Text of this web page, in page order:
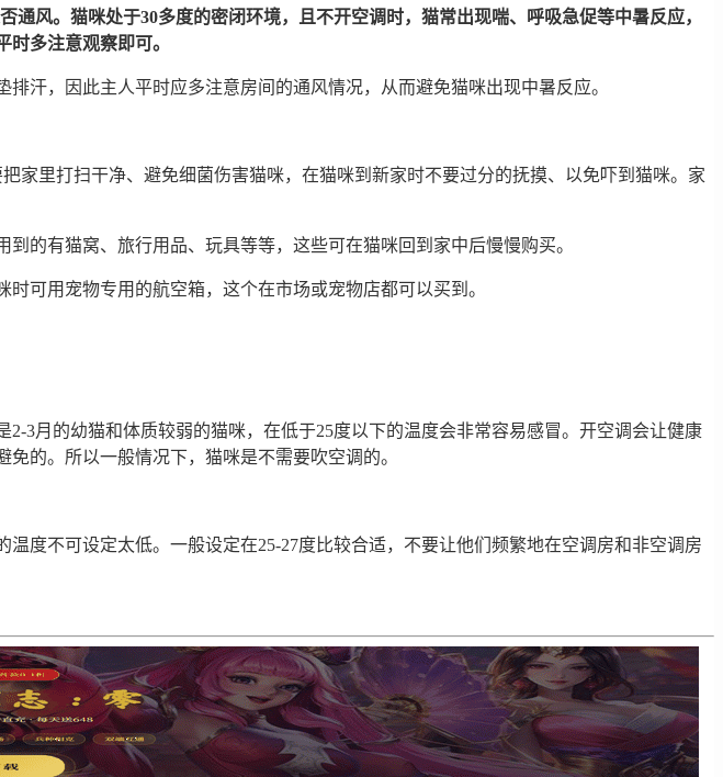
风。猫咪处于30多度的密闭环境，且不开空调时，猫常出现喘、呼吸急促等中暑反应，
多注意观察即可。
汗，因此主人平时应多注意房间的通风情况，从而避免猫咪出现中暑反应。
家里打扫干净、避免细菌伤害猫咪，在猫咪到新家时不要过分的抚摸、以免吓到猫咪。家
的有猫窝、旅行用品、玩具等等，这些可在猫咪回到家中后慢慢购买。
可用宠物专用的航空箱，这个在市场或宠物店都可以买到。
3月的幼猫和体质较弱的猫咪，在低于25度以下的温度会非常容易感冒。开空调会让健康
的。所以一般情况下，猫咪是不需要吹空调的。
度不可设定太低。一般设定在25-27度比较合适，不要让他们频繁地在空调房和非空调房